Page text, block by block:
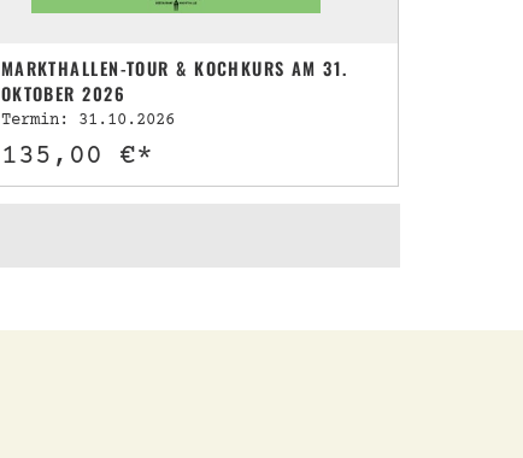
MARKTHALLEN-TOUR & KOCHKURS AM 31.
OKTOBER 2026
Termin: 31.10.2026
135,00 €*